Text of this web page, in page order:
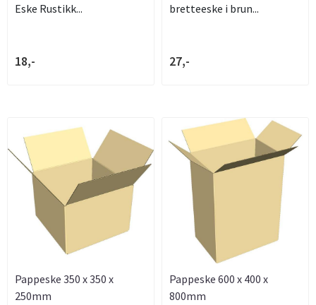
Eske Rustikk...
18,-
bretteeske i brun...
27,-
Pappeske 350 x 350 x
250mm
Pappeske 600 x 400 x
800mm